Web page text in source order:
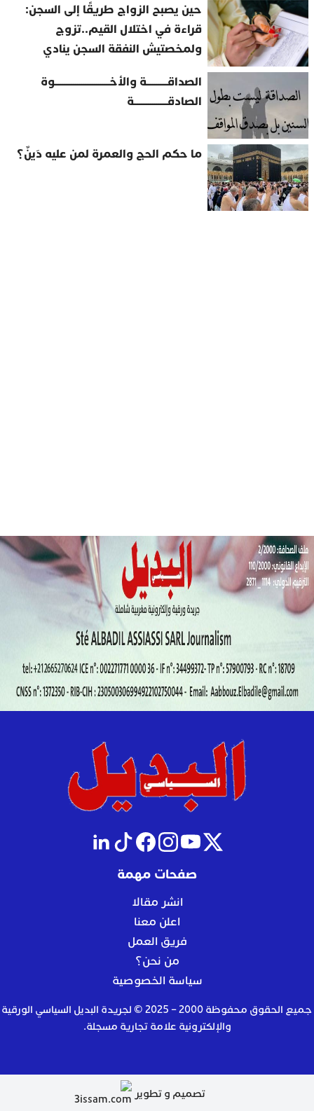
حين يصبح الزواج طريقًا إلى السجن:
قراءة في اختلال القيم..تزوج
ولمخصتيش النفقة السجن ينادي
الصداقــــــــــة والأخــــــــــــــــــــــــــوة
الصادقــــــــــــــــة
ما حكم الحج والعمرة لمن عليه دَينٌ؟
صفحات مهمة
انشر مقالا
اعلن معنا
فريق العمل
من نحن؟
سياسة الخصوصية
جميع الحقوق محفوظة 2000 – 2025 © لجريدة البديل السياسي الورقية
والإلكترونية علامة تجارية مسجلة.
تصميم و تطوير